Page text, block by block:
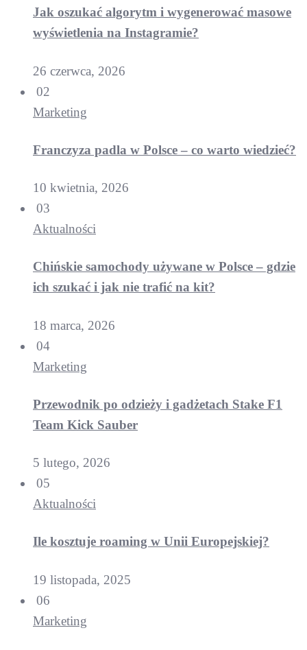
Jak oszukać algorytm i wygenerować masowe
wyświetlenia na Instagramie?
26 czerwca, 2026
02
Marketing
Franczyza padla w Polsce – co warto wiedzieć?
10 kwietnia, 2026
03
Aktualności
Chińskie samochody używane w Polsce – gdzie
ich szukać i jak nie trafić na kit?
18 marca, 2026
04
Marketing
Przewodnik po odzieży i gadżetach Stake F1
Team Kick Sauber
5 lutego, 2026
05
Aktualności
Ile kosztuje roaming w Unii Europejskiej?
19 listopada, 2025
06
Marketing